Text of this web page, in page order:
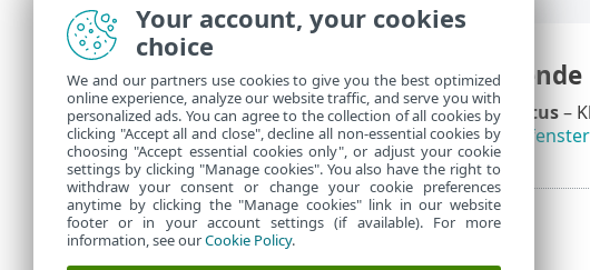
Anzuzeigende
Anwendungsstatus–
Your account, your cookies
choice
We and our partners use cookies to give you the best optimized
online experience, analyze our website traffic, and serve you with
personalized ads. You can agree to the collection of all cookies by
clicking "Accept all and close", decline all non-essential cookies by
choosing "Accept essential cookies only", or adjust your cookie
settings by clicking "Manage cookies". You also have the right to
withdraw your consent or change your cookie preferences
anytime by clicking the "Manage cookies" link in our website
footer or in your account settings (if available). For more
information, see ourCookie Policy.